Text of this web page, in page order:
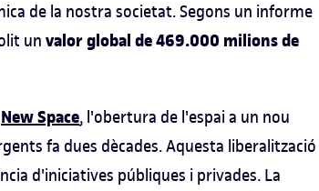
de la nostra societat. Segons un informe
un valor global de 469.000 milions de
New Space, l'obertura de l'espai a un nou
fa dues dècades. Aquesta liberalització
d'iniciatives públiques i privades. La